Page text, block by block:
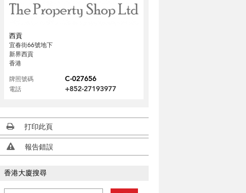
西貢
宜春街66號地下
新界西貢
香港
牌照號碼
C-027656
電話 +852-27193977
打印此頁
報告錯誤
香港大廈搜尋